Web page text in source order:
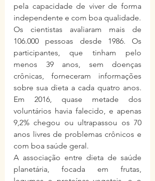
pela capacidade de viver de forma
independente e com boa qualidade.
Os cientistas avaliaram mais de
106.000 pessoas desde 1986. Os
participantes, que tinham pelo
menos 39 anos, sem doenças
crônicas, forneceram informações
sobre sua dieta a cada quatro anos.
Em 2016, quase metade dos
voluntários havia falecido, e apenas
9,2% chegou ou ultrapassou os 70
anos livres de problemas crônicos e
com boa saúde geral.
A associação entre dieta de saúde
planetária, focada em frutas,